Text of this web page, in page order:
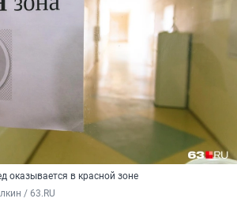
оказывается в красной зоне
/ 63.RU